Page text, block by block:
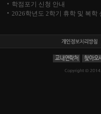
학점포기 신청 안내
2026학년도 2학기 휴학 및 복학
교내연락처 찾아오